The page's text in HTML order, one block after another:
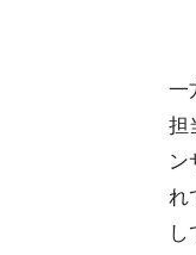
一
担
ン
れ